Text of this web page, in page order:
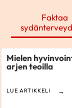
Faktaa
Mielen
arjen teoilla
LUE ARTIKKELI